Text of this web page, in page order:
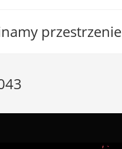
przestrzenie